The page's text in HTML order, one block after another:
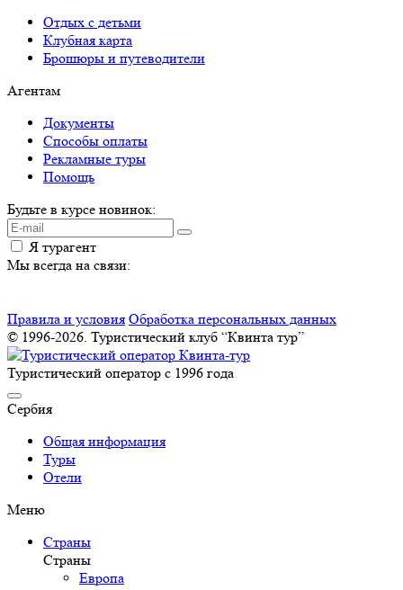
Отдых с детьми
Клубная карта
Брошюры и путеводители
Агентам
Документы
Способы оплаты
Рекламные туры
Помощь
Будьте в курсе новинок:
Я турагент
Мы всегда на связи:
Правила и условия Обработка персональных данных
© 1996-2026. Туристический клуб “Квинта тур”
Туристический оператор с 1996 года
Сербия
Общая информация
Туры
Отели
Меню
Страны
Страны
Европа